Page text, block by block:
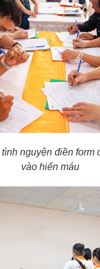
nguyện điền form
vào hiến máu